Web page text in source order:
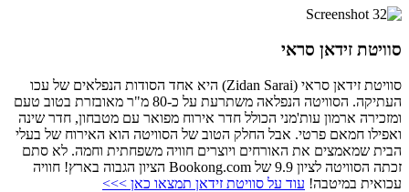
סוויטת זידאן סראי
סוויטת זידאן סראי (Zidan Sarai) היא אחד הסודות הנפלאים של עכו
העתיקה. הסוויטה הנפלאה משתרעת על כ-80 מ"ר מאובזרת בטוב טעם
ומזכירה ארמון עות'מני הכולל חדר אירוח מפואר עם מטבחון, חדר שינה
ואפילו חמאם פרטי. אבל החלק הטוב של הסוויטה הוא האירוח של בעלי
הבית שמאמצים את האורחים ויוצרים חוויה משפחתית וחמה. לא סתם
זכתה הסוויטה לציון 9.9 של Bookong.com הציון הגבוה בארץ! חוויה
עכואית במיטבה!עוד על סוויטת זידאן תמצאו כאן >>>